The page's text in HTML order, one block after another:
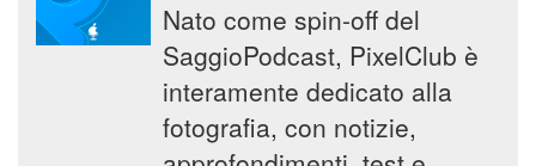
Nato come spin-off del
SaggioPodcast, PixelClub è
interamente dedicato alla
fotografia, con notizie,